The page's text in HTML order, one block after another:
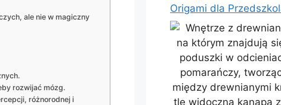
ale nie w magiczny
rozwijać mózg.
różnorodnej i
Origami dla